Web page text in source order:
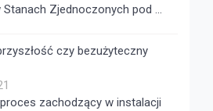
Zjednoczonych pod …
czy bezużyteczny
zachodzący w instalacji